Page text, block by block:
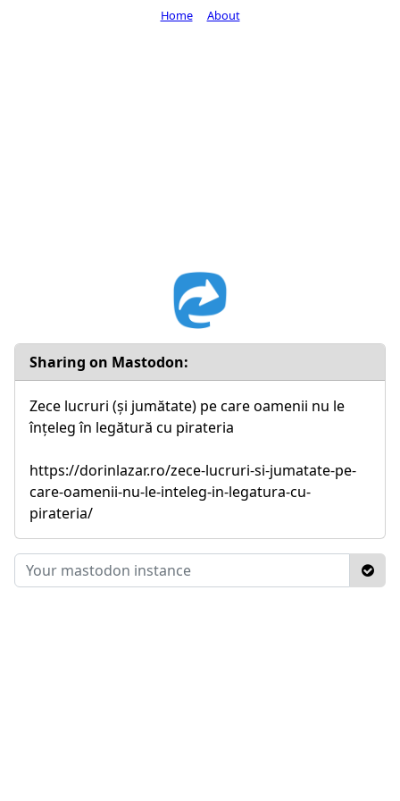
Sharing on Mastodon:
Zece lucruri (și jumătate) pe care oamenii nu le
înțeleg în legătură cu pirateria
https://dorinlazar.ro/zece-lucruri-si-jumatate-pe-
care-oamenii-nu-le-inteleg-in-legatura-cu-
pirateria/
Home About